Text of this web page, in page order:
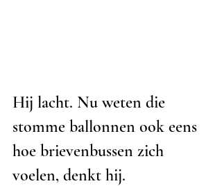
Hij lacht. Nu weten die
stomme ballonnen ook eens
hoe brievenbussen zich
voelen, denkt hij.